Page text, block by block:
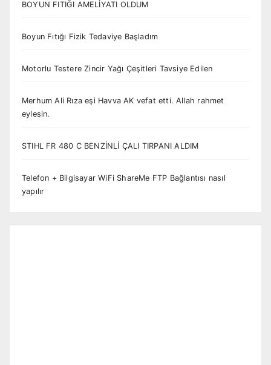
BOYUN FITIĞI AMELİYATI OLDUM
Boyun Fıtığı Fizik Tedaviye Başladım
Motorlu Testere Zincir Yağı Çeşitleri Tavsiye Edilen
Merhum Ali Rıza eşi Havva AK vefat etti. Allah rahmet
eylesin.
STIHL FR 480 C BENZİNLİ ÇALI TIRPANI ALDIM
Telefon + Bilgisayar WiFi ShareMe FTP Bağlantısı nasıl
yapılır